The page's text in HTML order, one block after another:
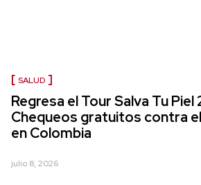
SALUD
Regresa el Tour Salva Tu Piel
Chequeos gratuitos contra
en Colombia
julio 8, 2026